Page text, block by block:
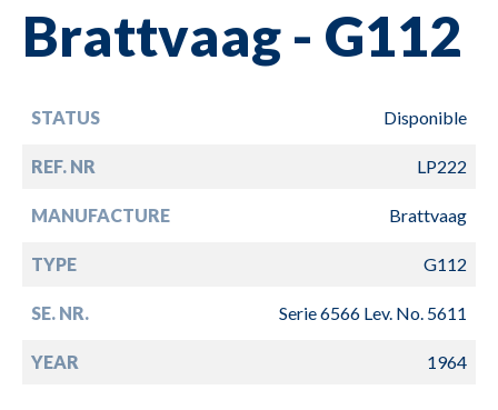
Brattvaag - G112
STATUS Disponible
REF. NR LP222
MANUFACTURE Brattvaag
TYPE G112
SE. NR. Serie 6566 Lev. No. 5611
YEAR 1964